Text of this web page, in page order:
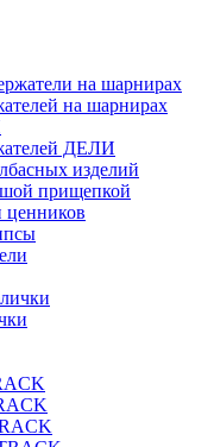
на шарнирах
на шарнирах
ДЕЛИ
изделий
прищепкой
ценников